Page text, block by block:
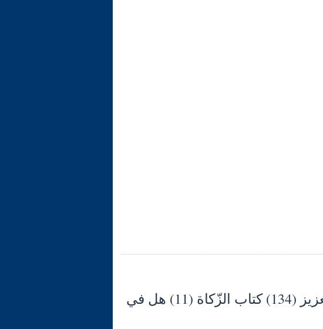
شرح الوجيز في فقه السنّة والكتاب العزيز (134) كتاب الزّكاة (11) هل في